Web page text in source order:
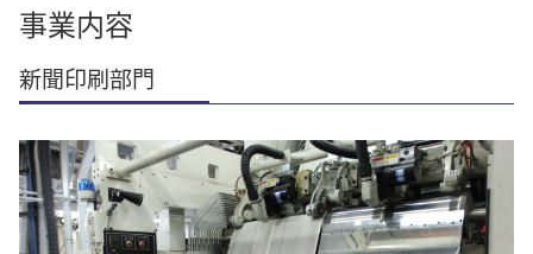
事業内容
新聞印刷部門